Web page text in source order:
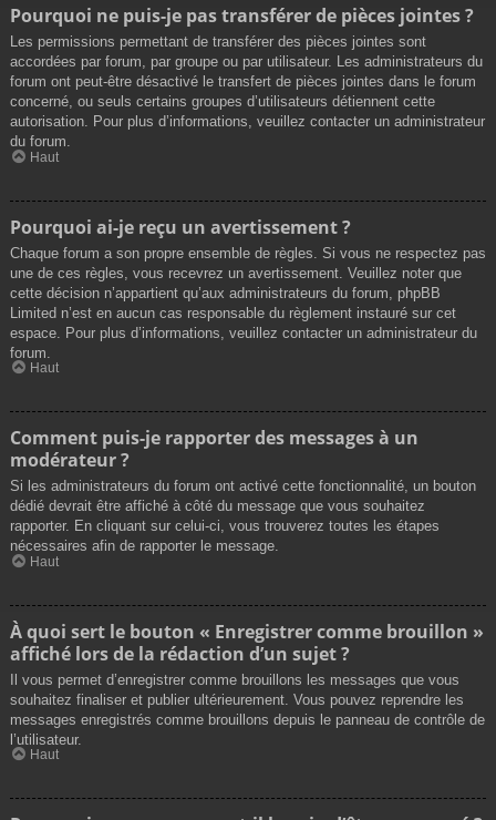
Pourquoi ne puis-je pas transférer de pièces jointes ?
Les permissions permettant de transférer des pièces jointes sont
accordées par forum, par groupe ou par utilisateur. Les administrateurs du
forum ont peut-être désactivé le transfert de pièces jointes dans le forum
concerné, ou seuls certains groupes d’utilisateurs détiennent cette
autorisation. Pour plus d’informations, veuillez contacter un administrateur
du forum.
Haut
Pourquoi ai-je reçu un avertissement ?
Chaque forum a son propre ensemble de règles. Si vous ne respectez pas
une de ces règles, vous recevrez un avertissement. Veuillez noter que
cette décision n’appartient qu’aux administrateurs du forum, phpBB
Limited n’est en aucun cas responsable du règlement instauré sur cet
espace. Pour plus d’informations, veuillez contacter un administrateur du
forum.
Haut
Comment puis-je rapporter des messages à un
modérateur ?
Si les administrateurs du forum ont activé cette fonctionnalité, un bouton
dédié devrait être affiché à côté du message que vous souhaitez
rapporter. En cliquant sur celui-ci, vous trouverez toutes les étapes
nécessaires afin de rapporter le message.
Haut
À quoi sert le bouton « Enregistrer comme brouillon »
affiché lors de la rédaction d’un sujet ?
Il vous permet d’enregistrer comme brouillons les messages que vous
souhaitez finaliser et publier ultérieurement. Vous pouvez reprendre les
messages enregistrés comme brouillons depuis le panneau de contrôle de
l’utilisateur.
Haut